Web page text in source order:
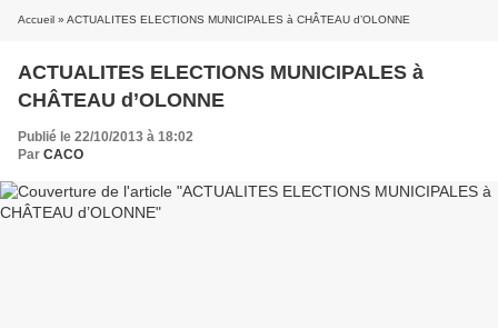
Accueil » ACTUALITES ELECTIONS MUNICIPALES à CHÂTEAU d’OLONNE
ACTUALITES ELECTIONS MUNICIPALES à
CHÂTEAU d’OLONNE
Publié le 22/10/2013 à 18:02
Par CACO